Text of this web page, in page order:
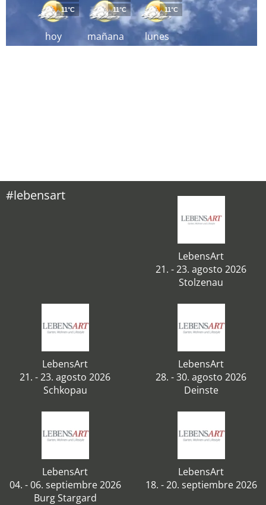
hoy
11°C
mañana
11°C
lunes
11°C
#lebensart
LebensArt
21. - 23. agosto 2026
Stolzenau
LebensArt
21. - 23. agosto 2026
Schkopau
LebensArt
28. - 30. agosto 2026
Deinste
LebensArt
04. - 06. septiembre 2026
Burg Stargard
LebensArt
18. - 20. septiembre 2026